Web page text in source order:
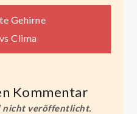
Gehirne
Clima
Kommentar
nicht veröffentlicht.